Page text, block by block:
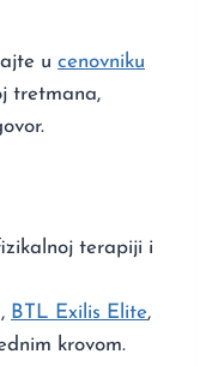
u cenovniku
tretmana,
terapiji i
BTL Exilis Elite,
krovom.